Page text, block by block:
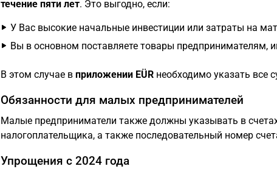
течение пяти лет. Это выгодно, если:
У Вас высокие начальные инвестиции или затраты на
Вы в основном поставляете товары предпринимателям,
В этом случае в приложении EÜRнеобходимо указать все
Обязанности для малых предпринимателей
Малые предприниматели также должны указывать в
налогоплательщика, а также последовательный номер
Упрощения с 2024 года